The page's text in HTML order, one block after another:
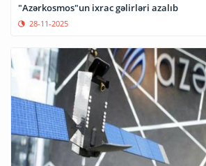
"Azərkosmos"un ixrac gəlirləri azalıb
28-11-2025